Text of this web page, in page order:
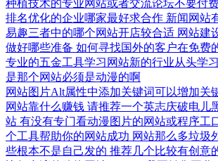
种植技术的专业网站或者交流论坛不要付
排名优化的企业哪家最好求合作 新闻网站
易趣三者中的哪个网站开店较合适 网站建
做好哪些准备 如何寻找国外的客户在免费
专业的五金工具学习网站新的行业从头学习
是那个网站必须是动漫的啊
网站图片Alt属性中添加关键词可以增加关
网站靠什么赚钱 请推荐一个英志庆破电儿
站 有没有专门看动漫图片的网站或程序工
个工具帮助你的网站成功 网站那么多垃圾
些根本不是自己发的 推荐几个比较有创意